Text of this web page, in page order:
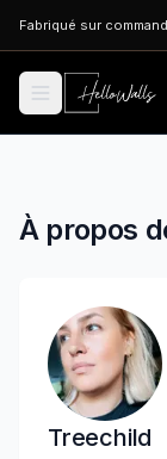
Aller au contenu
Fabriqué sur
À propos
Treechild